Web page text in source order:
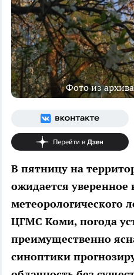
Фото из
В пятницу на
ожидается уверенное
метеорологического
ЦГМС Коми, погода
преимущественно
синоптики